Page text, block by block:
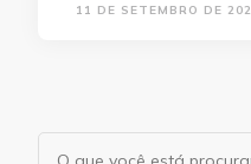
11 DE SETEMBRO DE
Procurando